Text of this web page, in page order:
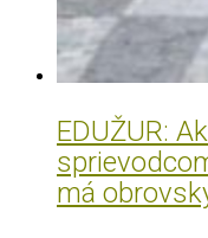
EDUŽUR:
má